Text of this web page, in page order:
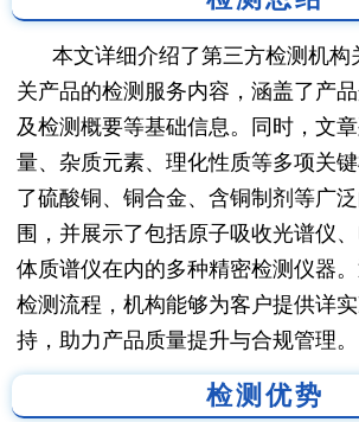
本文详细介绍了第三方检测机构
关产品的检测服务内容，涵盖了产
及检测概要等基础信息。同时，文
量、杂质元素、理化性质等多项关
了硫酸铜、铜合金、含铜制剂等广
围，并展示了包括原子吸收光谱仪
体质谱仪在内的多种精密检测仪器
检测流程，机构能够为客户提供详
持，助力产品质量提升与合规管理。
检测优势